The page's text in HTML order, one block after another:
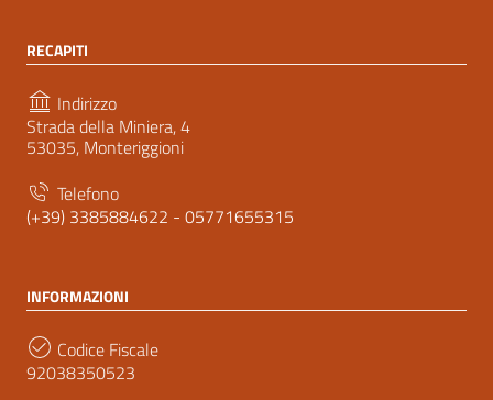
RECAPITI
Indirizzo
Strada della Miniera, 4
53035, Monteriggioni
Telefono
(+39) 3385884622 - 05771655315
INFORMAZIONI
Codice Fiscale
92038350523